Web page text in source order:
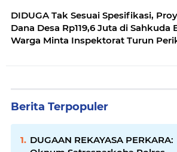
DIDUGA Tak Sesuai Spesifikasi,
Dana Desa Rp119,6 Juta di Sahkuda
Warga Minta Inspektorat Turun
Berita Terpopuler
DUGAAN REKAYASA PERKARA: